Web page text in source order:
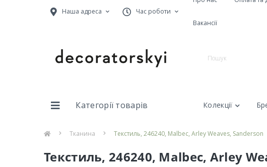
Наша адреса Час роботи
Вакансії
Категорії товарів Колекції
Тканина Текстиль, 246240, Malbec, Arley Weaves, Sanderson
Текстиль, 246240, Malbec, Arley